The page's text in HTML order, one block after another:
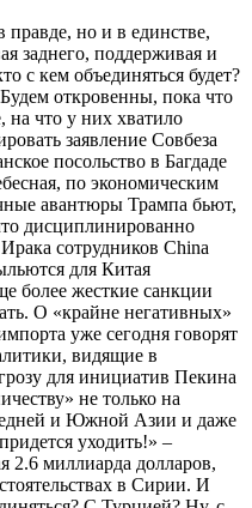
правде, но и в единстве,
заднего, поддерживая и
с кем объединяться будет?
откровенны, пока что
на что у них хватило
заявление Совбеза
посольство в Багдаде
по экономическим
авантюры Трампа бьют,
дисциплинированно
сотрудников China
для Китая
более жесткие санкции
О «крайне негативных»
уже сегодня говорят
видящие в
для инициатив Пекина
не только на
и Южной Азии и даже
уходить!» –
2.6 миллиарда долларов,
в Сирии. И